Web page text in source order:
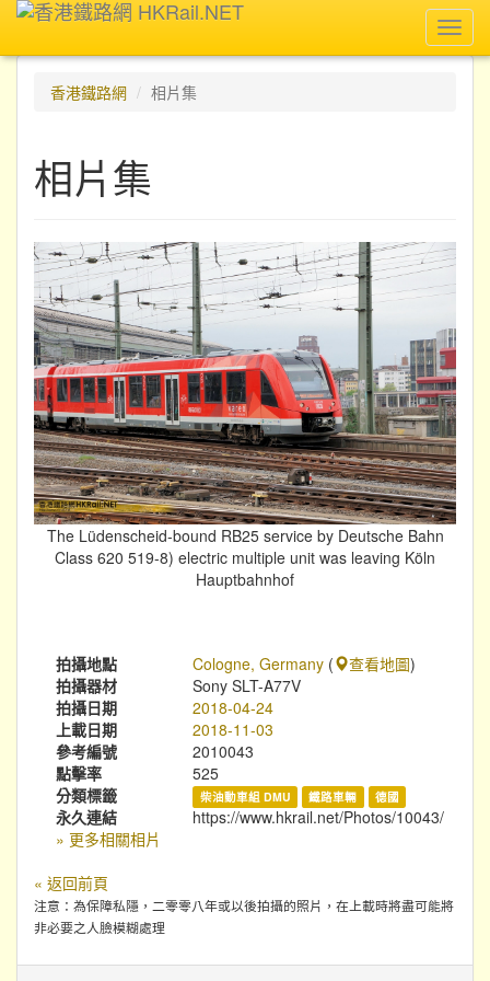
香港鐵路網
相片集
相片集
The Lüdenscheid-bound RB25 service by Deutsche Bahn
Class 620 519-8) electric multiple unit was leaving Köln
Hauptbahnhof
拍攝地點 Cologne, Germany ( 查看地圖)
拍攝器材
Sony SLT-A77V
拍攝日期
2018-04-24
上載日期
2018-11-03
參考編號
2010043
點擊率
525
分類標籤
柴油動車組 DMU 鐵路車輛 德國
永久連結
https://www.hkrail.net/Photos/10043/
» 更多相關相片
« 返回前頁
注意：為保障私隱，二零零八年或以後拍攝的照片，在上載時將盡可能將
非必要之人臉模糊處理